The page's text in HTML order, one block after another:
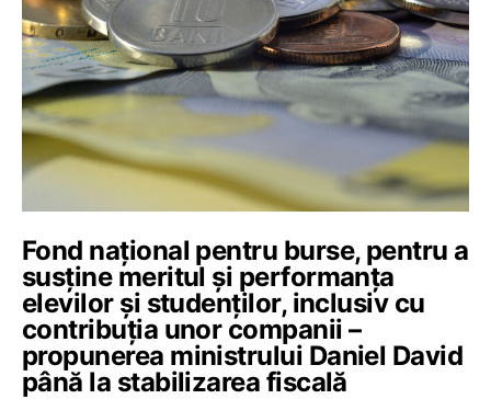
Fond național pentru burse, pentru a
susține meritul și performanța
elevilor și studenților, inclusiv cu
contribuția unor companii –
propunerea ministrului Daniel David
până la stabilizarea fiscală